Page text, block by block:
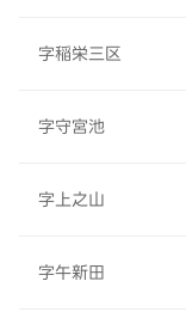
字稲栄三区
字守宮池
字上之山
字午新田